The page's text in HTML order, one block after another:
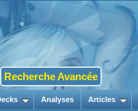
Recherche Avancée
Analyses Articles